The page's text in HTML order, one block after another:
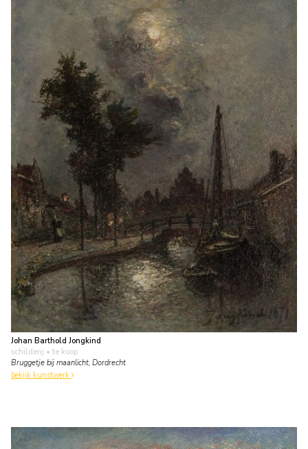
Johan Barthold Jongkind
schilderij • te koop
Bruggetje bij maanlicht, Dordrecht
bekijk kunstwerk